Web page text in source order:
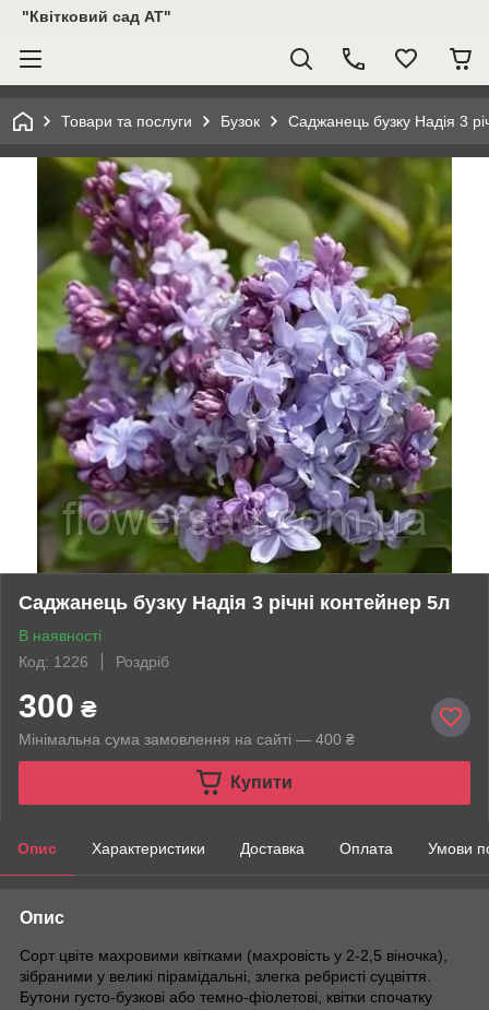
"Квітковий сад АТ"
Товари та послуги Бузок Саджанець бузку Надія 3
Саджанець бузку Надія 3 річні контейнер 5л
В наявності
Код: 1226
Роздріб
300 ₴
Мінімальна сума замовлення на сайті — 400 ₴
Купити
Опис Характеристики Доставка Оплата Умови
Опис
Сорт цвіте махровими квітками (махровість у 2-2,5 віночка),
зібраними у великі пірамідальні, злегка ребристі суцвіття.
Бутони густо-бузкові або темно-фіолетові, квітки спочатку